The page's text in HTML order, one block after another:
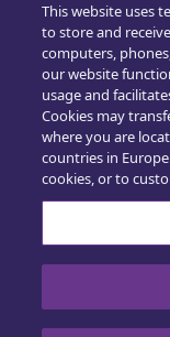
Hjem
This website uses
to store and
computers,
our website
usage and
Cookies may
where you are
countries in
cookies, or to